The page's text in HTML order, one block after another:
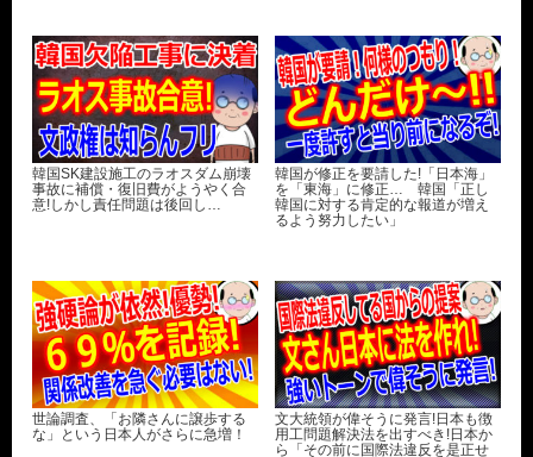
韓国SK建設施工のラオスダム崩壊
事故に補償・復旧費がようやく合
意!しかし責任問題は後回し…
韓国が修正を要請した!「日本海」
を「東海」に修正… 韓国「正し
韓国に対する肯定的な報道が増え
るよう努力したい」
世論調査、「お隣さんに譲歩する
な」という日本人がさらに急増！
文大統領が偉そうに発言!日本も徴
用工問題解決法を出すべき!日本か
ら「その前に国際法違反を是正せ